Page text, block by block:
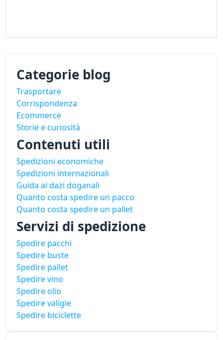
Categorie blog
Trasportare
Corrispondenza
Ecommerce
Storie e curiosità
Contenuti utili
Spedizioni economiche
Spedizioni internazionali
Guida ai dazi doganali
Quanto costa spedire un pacco
Quanto costa spedire un pallet
Servizi di spedizione
Spedire pacchi
Spedire buste
Spedire pallet
Spedire vino
Spedire olio
Spedire valigie
Spedire biciclette